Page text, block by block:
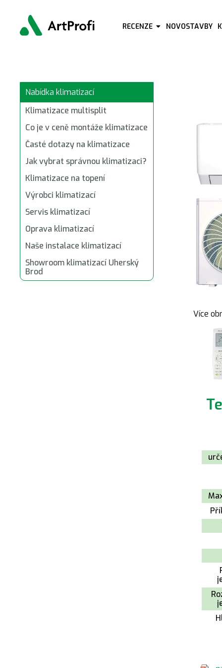
RECENZE NOVOSTAVBY
Nabídka klimatizací
Klimatizace multisplit
Co je v ceně montáže klimatizace
Časté dotazy na klimatizace
Jak vybrat správnou klimatizaci?
Klimatizace na topení
Výrobci klimatizací
Servis klimatizací
Oprava klimatizací
Naše instalace klimatizací
Showroom klimatizací Uherský
Brod
Více